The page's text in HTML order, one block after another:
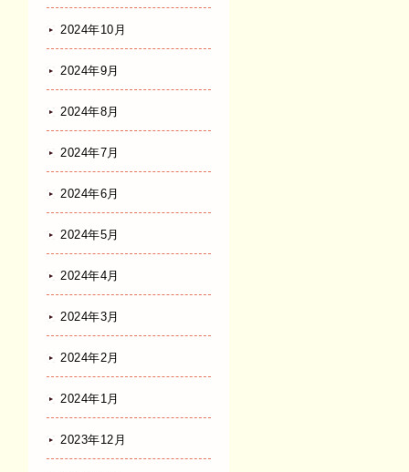
2024年10月
2024年9月
2024年8月
2024年7月
2024年6月
2024年5月
2024年4月
2024年3月
2024年2月
2024年1月
2023年12月